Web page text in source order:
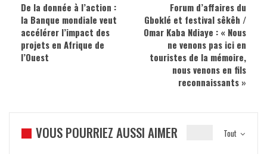
De la donnée à l’action :
la Banque mondiale veut
accélérer l’impact des
projets en Afrique de
l’Ouest
Forum d’affaires du
Gboklé et festival sêkêh /
Omar Kaba Ndiaye : « Nous
ne venons pas ici en
touristes de la mémoire,
nous venons en fils
reconnaissants »
Tout
VOUS POURRIEZ AUSSI AIMER